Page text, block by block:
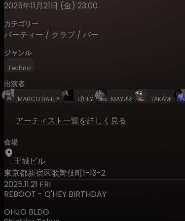
2025年11月21日 (金) 23:00
カテゴリー
パーティー / クラブ / バー
ジャンル
Techno
出演者
MARCO BAILEY Q'HEY MAYURI TAKAMI
アーティスト一覧を詳しく見る
会場
王城ビル
東京都新宿区歌舞伎町1-13-2
2025.11.21 FRI
REBOOT - Q'HEY BIRTHDAY
OHJO BLDG